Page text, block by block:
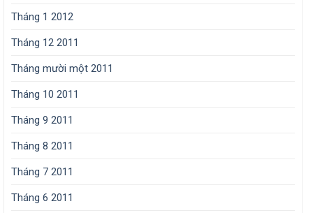
Tháng 1 2012
Tháng 12 2011
Tháng mười một 2011
Tháng 10 2011
Tháng 9 2011
Tháng 8 2011
Tháng 7 2011
Tháng 6 2011